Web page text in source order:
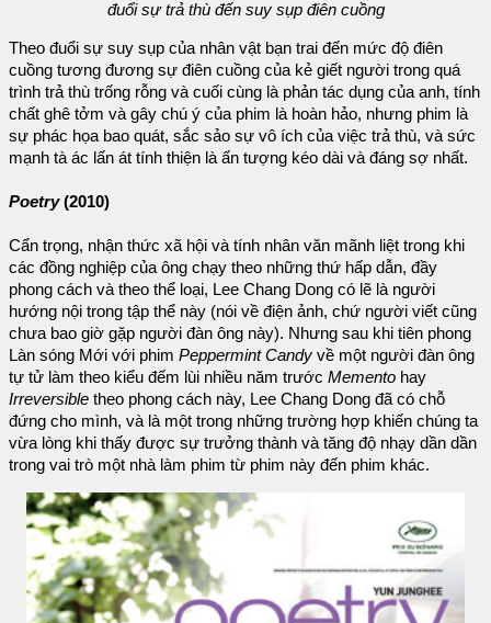
đuổi sự trả thù đến suy sụp điên cuồng
Theo đuổi sự suy sụp của nhân vật bạn trai đến mức độ điên
cuồng tương đương sự điên cuồng của kẻ giết người trong quá
trình trả thù trống rỗng và cuối cùng là phản tác dụng của anh, tính
chất ghê tởm và gây chú ý của phim là hoàn hảo, nhưng phim là
sự phác họa bao quát, sắc sảo sự vô ích của việc trả thù, và sức
mạnh tà ác lấn át tính thiện là ấn tượng kéo dài và đáng sợ nhất.
Poetry(2010)
Cẩn trọng, nhận thức xã hội và tính nhân văn mãnh liệt trong khi
các đồng nghiệp của ông chạy theo những thứ hấp dẫn, đầy
phong cách và theo thể loại, Lee Chang Dong có lẽ là người
hướng nội trong tập thể này (nói về điện ảnh, chứ người viết cũng
chưa bao giờ gặp người đàn ông này). Nhưng sau khi tiên phong
Làn sóng Mới với phim Peppermint Candy về một người đàn ông
tự tử làm theo kiểu đếm lùi nhiều năm trước Memento hay
Irreversible theo phong cách này, Lee Chang Dong đã có chỗ
đứng cho mình, và là một trong những trường hợp khiến chúng ta
vừa lòng khi thấy được sự trưởng thành và tăng độ nhạy dần dần
trong vai trò một nhà làm phim từ phim này đến phim khác.